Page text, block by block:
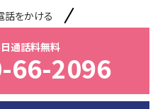
話をかける
通話料無料
66-2096